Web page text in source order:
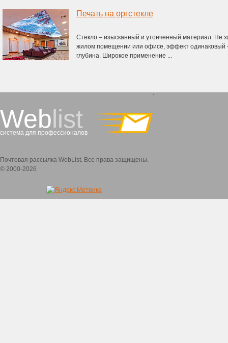
Печать на оргстекле
Стекло – изысканный и утонченный материал. Не
жилом помещении или офисе, эффект одинаковый
глубина. Широкое применение ...
Weblist
система для профессионалов
`
Почтовая рассылка WebList. Все права защищены.
© 2000-2026